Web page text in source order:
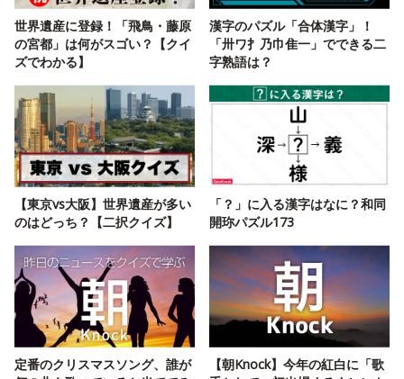
世界遺産に登録！「飛鳥・藤原
の宮都」は何がスゴい？【クイ
ズでわかる】
漢字のパズル「合体漢字」！
「卅ワ扌乃巾隹一」でできる二
字熟語は？
【東京vs大阪】世界遺産が多い
のはどっち？【二択クイズ】
「？」に入る漢字はなに？和同
開珎パズル173
定番のクリスマスソング、誰が
【朝Knock】今年の紅白に「歌